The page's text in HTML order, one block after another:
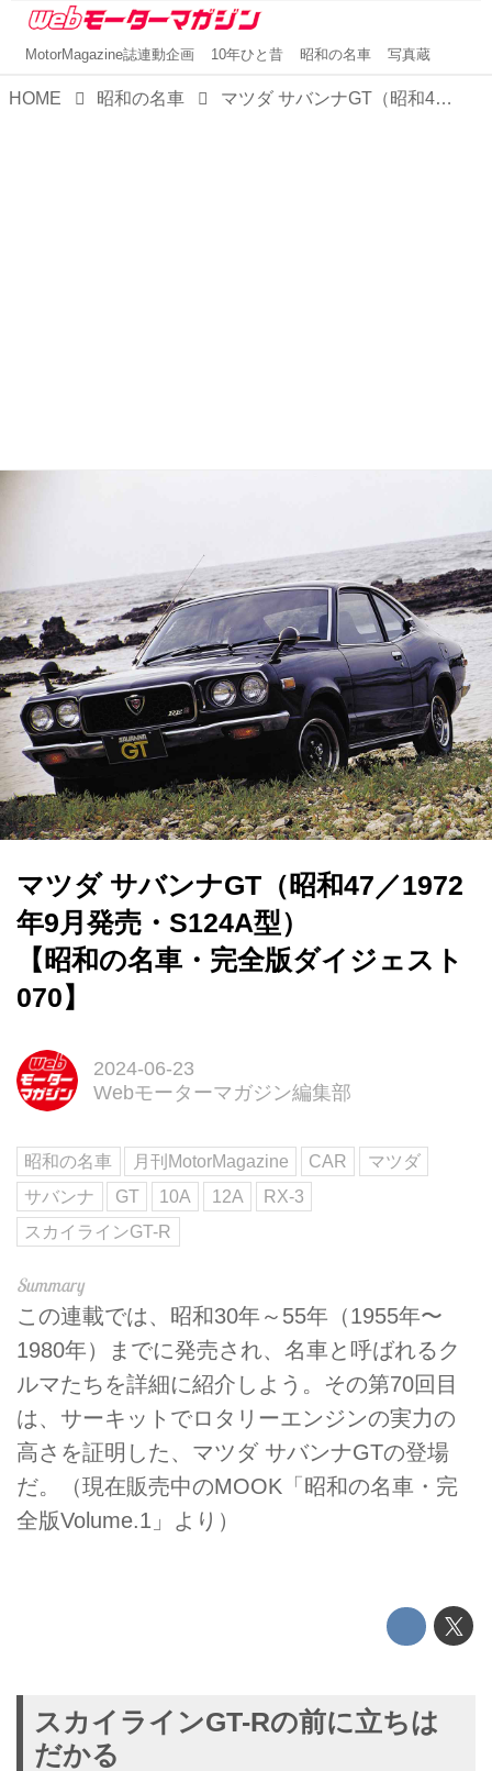
MotorMagazine誌連動企画 10年ひと昔 昭和の名車 写真蔵
HOME 昭和の名車 マツダ サバンナGT（昭和47／1972年9月発売・S124A型） 【昭和の名車・完全版ダイジェスト070】
マツダ サバンナGT（昭和47／1972
年9月発売・S124A型）
【昭和の名車・完全版ダイジェスト
070】
2024-06-23
Webモーターマガジン編集部
昭和の名車 月刊MotorMagazine CAR
マツダ
サバンナ
GT 10A 12A
RX-3
スカイラインGT-R
この連載では、昭和30年～55年（1955年〜
1980年）までに発売され、名車と呼ばれるク
ルマたちを詳細に紹介しよう。その第70回目
は、サーキットでロタリーエンジンの実力の
高さを証明した、マツダ サバンナGTの登場
だ。（現在販売中のMOOK「昭和の名車・完
全版Volume.1」より）
スカイラインGT-Rの前に立ちは
だかる